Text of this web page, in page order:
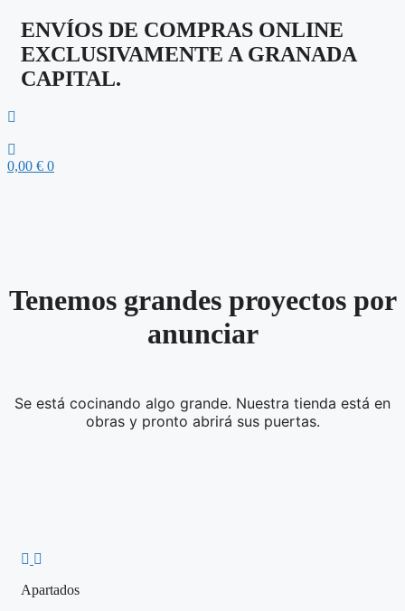
ENVÍOS DE COMPRAS ONLINE
EXCLUSIVAMENTE A GRANADA
CAPITAL.
0,00 € 0
Tenemos grandes proyectos por
anunciar
Se está cocinando algo grande. Nuestra tienda está en
obras y pronto abrirá sus puertas.
Apartados